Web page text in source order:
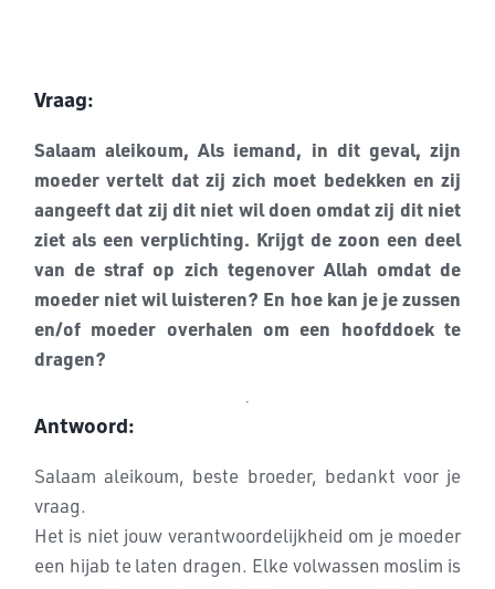
Vraag:
Salaam aleikoum, Als iemand, in dit geval, zijn
moeder vertelt dat zij zich moet bedekken en zij
aangeeft dat zij dit niet wil doen omdat zij dit niet
ziet als een verplichting. Krijgt de zoon een deel
van de straf op zich tegenover Allah omdat de
moeder niet wil luisteren? En hoe kan je je zussen
en/of moeder overhalen om een hoofddoek te
dragen?
Antwoord:
Salaam aleikoum, beste broeder, bedankt voor je
vraag.
Het is niet jouw verantwoordelijkheid om je moeder
een hijab te laten dragen. Elke volwassen moslim is